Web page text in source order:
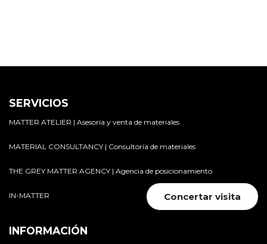
SERVICIOS
MATTER ATELIER | Asesoría y venta de materiales
MATERIAL CONSULTANCY | Consultoría de materiales
THE GREY MATTER AGENCY | Agencia de posicionamiento
IN-MATTER
INFORMACIÓN
Concertar visita